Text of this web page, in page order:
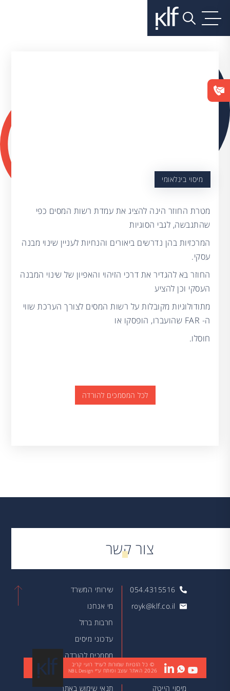
מיסוי בינלאומי
מטרת החוזר הינה להציג את עמדת רשות המסים כפי
שהתגבשה, לגבי הסוגיות
המרכזיות בהן נדרשים ביאורים והנחיות לעניין שינוי מבנה
עסקי.
החוזר בא להגדיר את דרכי הזיהוי והאפיון של שינוי המבנה
העסקי וכן להציע
מתודולוגיות מקובלות על רשות המסים לצורך הערכת שווי
ה- FAR שהועברו, הופסקו או
חוסלו.
לכל המסמכים להורדה
צור קשר
054.4315516
royk@klf.co.il
שירותי המשרד
מי אנחנו
חרבות ברזל
עדכוני מיסים
מסמכים להורדה
מאמרים
מיסוי הייטק
תנאי שימוש באתר
© כל הזכויות שמורות לעו״ד רועי קריב
2026 האתר עוצב ופותח ע״י NBL Design